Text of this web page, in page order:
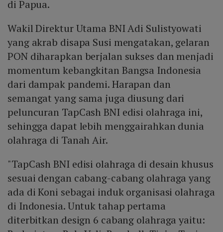
di Papua.
Wakil Direktur Utama BNI Adi Sulistyowati
yang akrab disapa Susi mengatakan, gelaran
PON diharapkan berjalan sukses dan menjadi
momentum kebangkitan Bangsa Indonesia
dari dampak pandemi. Harapan dan
semangat yang sama juga diusung dari
peluncuran TapCash BNI edisi olahraga ini,
sehingga dapat lebih menggairahkan dunia
olahraga di Tanah Air.
"TapCash BNI edisi olahraga di desain khusus
sesuai dengan cabang-cabang olahraga yang
ada di Koni sebagai induk organisasi olahraga
di Indonesia. Untuk tahap pertama
diterbitkan design 6 cabang olahraga yaitu: